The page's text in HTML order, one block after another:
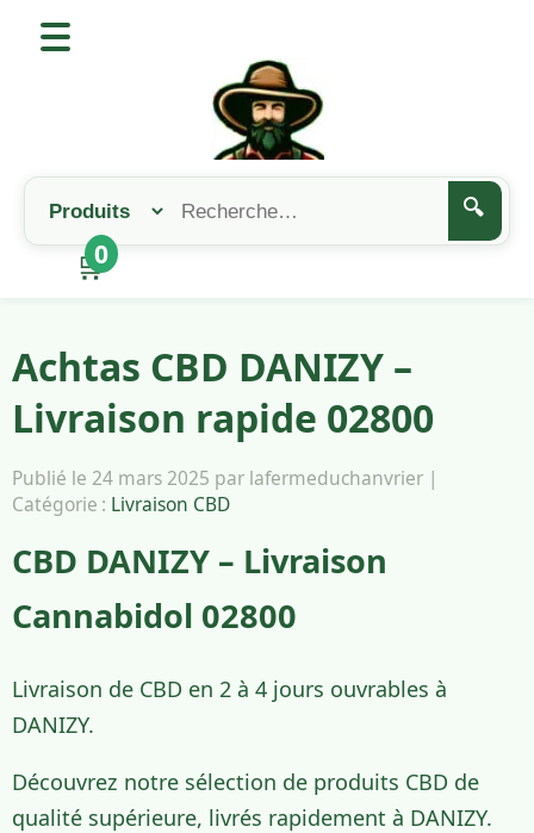
🔍
🛒
0
Achtas CBD DANIZY –
Livraison rapide 02800
Publié le 24 mars 2025 par lafermeduchanvrier |
Catégorie : Livraison CBD
CBD DANIZY – Livraison
Cannabidol 02800
Livraison de CBD en 2 à 4 jours ouvrables à
DANIZY.
Découvrez notre sélection de produits CBD de
qualité supérieure, livrés rapidement à DANIZY.